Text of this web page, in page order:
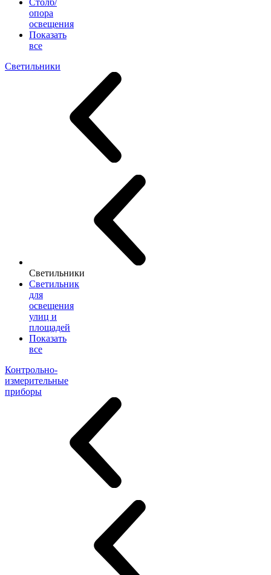
Столб/
опора
освещения
Показать
все
Светильники
Светильники
Светильник
для
освещения
улиц и
площадей
Показать
все
Контрольно-
измерительные
приборы